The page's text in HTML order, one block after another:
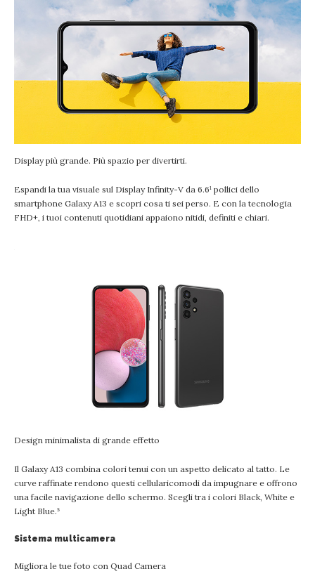
Display più grande. Più spazio per divertirti.
Espandi la tua visuale sul Display Infinity-V da 6.6¹ pollici dello
smartphone Galaxy A13 e scopri cosa ti sei perso. E con la tecnologia
FHD+, i tuoi contenuti quotidiani appaiono nitidi, definiti e chiari.
Design minimalista di grande effetto
Il Galaxy A13 combina colori tenui con un aspetto delicato al tatto. Le
curve raffinate rendono questi cellularicomodi da impugnare e offrono
una facile navigazione dello schermo. Scegli tra i colori Black, White e
Light Blue.⁵
Sistema multicamera
Migliora le tue foto con Quad Camera